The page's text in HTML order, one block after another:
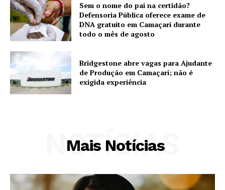
Sem o nome do pai na certidão?
Defensoria Pública oferece exame de
DNA gratuito em Camaçari durante
todo o mês de agosto
Bridgestone abre vagas para Ajudante
de Produção em Camaçari; não é
exigida experiência
Mais Notícias
NOTÍCIAS